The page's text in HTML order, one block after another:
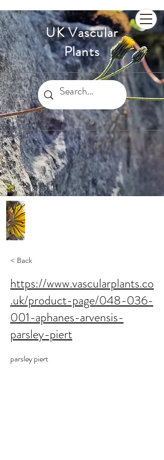
UK Vascular
Plants
< Back
https://www.vascularplants.co
.uk/product-page/048-036-
001-aphanes-arvensis-
parsley-piert
parsley piert